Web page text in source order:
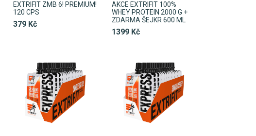
EXTRIFIT ZMB 6! PREMIUM!
120 CPS
379 Kč
AKCE EXTRIFIT 100%
WHEY PROTEIN 2000 G +
ZDARMA ŠEJKR 600 ML
1399 Kč